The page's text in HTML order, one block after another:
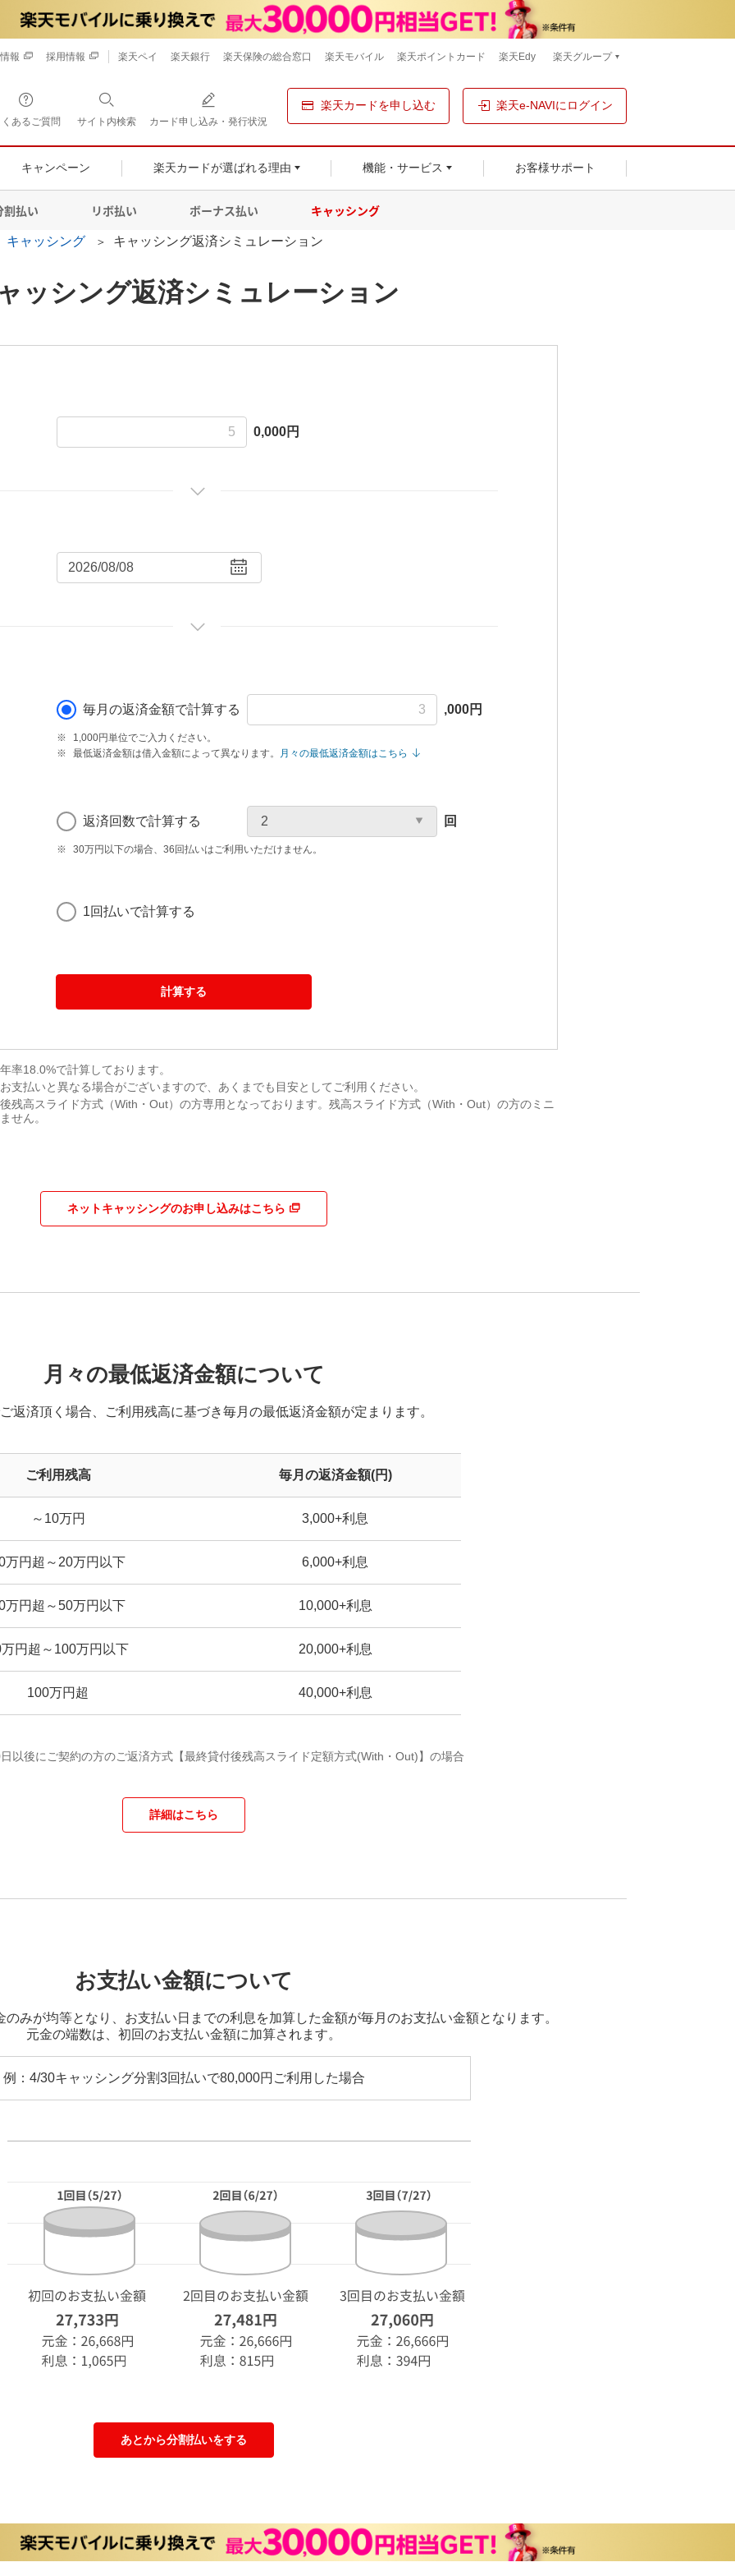
報 採用情報 楽天ペイ 楽天銀行 楽天保険の総合窓口 楽天モバイル 楽天ポイントカード 楽天Edy 楽天グループ
くあるご質問 サイト内検索 カード申し込み・発行状況
楽天カードを申し込む 楽天e-NAVIにログイン
キャンペーン 楽天カードが選ばれる理由 機能・サービス お客様サポート
割払い リボ払い ボーナス払い キャッシング
キャッシング キャッシング返済シミュレーション
ッシング返済シミュレーション
0,000円
毎月の返済金額で計算する ,000円
1,000円単位でご入力ください。
最低返済金額は借入金額によって異なります。
月々の最低返済金額はこちら
返済回数で計算する 回
30万円以下の場合、36回払いはご利用いただけません。
1回払いで計算する
計算する
率18.0%で計算しております。
支払いと異なる場合がございますので、あくまでも目安としてご利用ください。
残高スライド方式（With・Out）の方専用となっております。残高スライド方式（With・Out）の方のミニ
せん。
ネットキャッシングのお申し込みはこちら
月々の最低返済金額について
返済頂く場合、ご利用残高に基づき毎月の最低返済金額が定まります。
ご利用残高 毎月の返済金額(円)
～10万円 3,000+利息
万円超～20万円以下 6,000+利息
万円超～50万円以下 10,000+利息
円超～100万円以下 20,000+利息
100万円超 40,000+利息
以後にご契約の方のご返済方式【最終貸付後残高スライド定額方式(With・Out)】の場合
詳細はこちら
お支払い金額について
みが均等となり、お支払い日までの利息を加算した金額が毎月のお支払い金額となります。
元金の端数は、初回のお支払い金額に加算されます。
例：4/30キャッシング分割3回払いで80,000円ご利用した場合
あとから分割払いをする